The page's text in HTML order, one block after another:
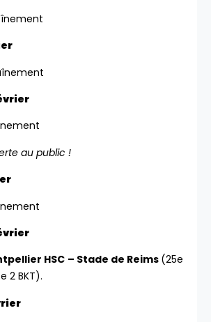
au public !
HSC – Stade de Reims (25e
2 BKT).